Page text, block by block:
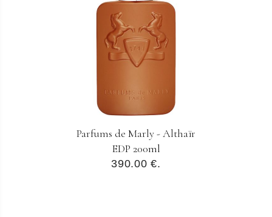
Parfums de Marly - Althaïr
EDP 200ml
390.00 €.